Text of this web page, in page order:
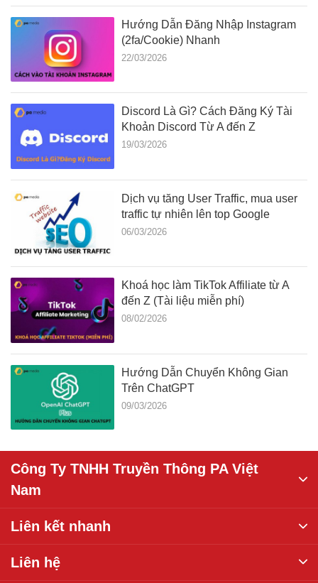
Hướng Dẫn Đăng Nhập Instagram
(2fa/Cookie) Nhanh
22/03/2026
Discord Là Gì? Cách Đăng Ký Tài
Khoản Discord Từ A đến Z
19/03/2026
Dịch vụ tăng User Traffic, mua user
traffic tự nhiên lên top Google
06/03/2026
Khoá học làm TikTok Affiliate từ A
đến Z (Tài liệu miễn phí)
08/02/2026
Hướng Dẫn Chuyển Không Gian
Trên ChatGPT
09/03/2026
Công Ty TNHH Truyền Thông PA Việt
Nam
Liên kết nhanh
Liên hệ